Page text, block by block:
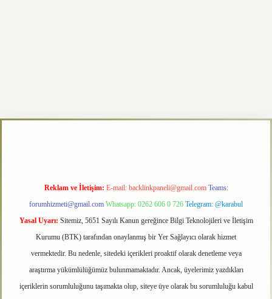
Reklam ve İletişim: E-mail: backlinkpaneli@gmail.com Teams:
forumhizmeti@gmail.com Whatsapp: 0262 606 0 726 Telegram: @karabul
Yasal Uyarı: Sitemiz, 5651 Sayılı Kanun gereğince Bilgi Teknolojileri ve İletişim
Kurumu (BTK) tarafından onaylanmış bir Yer Sağlayıcı olarak hizmet
vermektedir. Bu nedenle, sitedeki içerikleri proaktif olarak denetleme veya
araştırma yükümlülüğümüz bulunmamaktadır. Ancak, üyelerimiz yazdıkları
içeriklerin sorumluluğunu taşımakta olup, siteye üye olarak bu sorumluluğu kabul